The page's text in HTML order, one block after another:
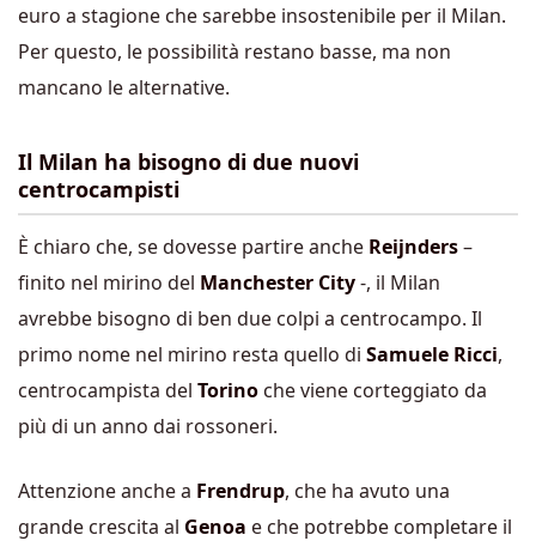
euro a stagione che sarebbe insostenibile per il Milan.
Per questo, le possibilità restano basse, ma non
mancano le alternative.
Il Milan ha bisogno di due nuovi
centrocampisti
È chiaro che, se dovesse partire anche Reijnders–
finito nel mirino del Manchester City-, il Milan
avrebbe bisogno di ben due colpi a centrocampo. Il
primo nome nel mirino resta quello di Samuele Ricci,
centrocampista del Torino che viene corteggiato da
più di un anno dai rossoneri.
Attenzione anche a Frendrup, che ha avuto una
grande crescita al Genoa e che potrebbe completare il